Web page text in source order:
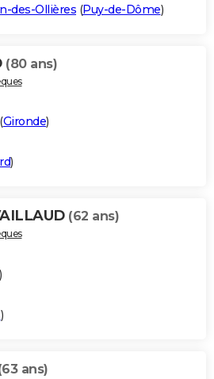
des-Ollières (Puy-de-Dôme)
(80 ans)
Gironde)
)
(62 ans)
)
)
ans)